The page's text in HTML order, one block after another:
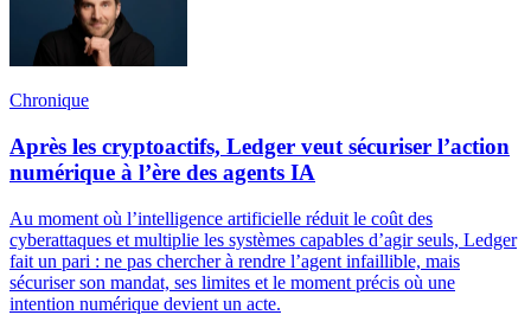
Chronique
Après les cryptoactifs, Ledger veut sécuriser l’action
numérique à l’ère des agents IA
Au moment où l’intelligence artificielle réduit le coût des
cyberattaques et multiplie les systèmes capables d’agir seuls, Ledger
fait un pari : ne pas chercher à rendre l’agent infaillible, mais
sécuriser son mandat, ses limites et le moment précis où une
intention numérique devient un acte.